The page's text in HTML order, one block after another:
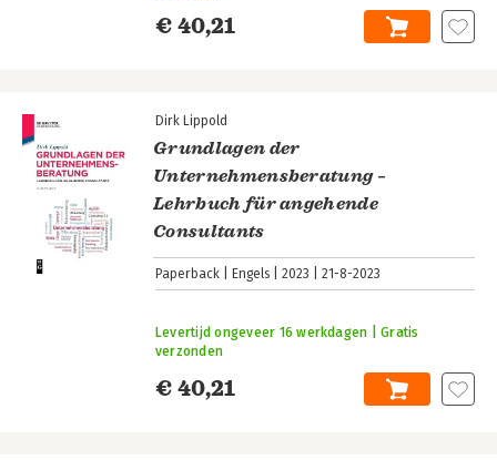
€ 40,21
Dirk Lippold
Grundlagen der
Unternehmensberatung –
Lehrbuch für angehende
Consultants
Paperback Engels 2023 21-8-2023
€ 40,21
Levertijd ongeveer 16 werkdagen | Gratis
verzonden